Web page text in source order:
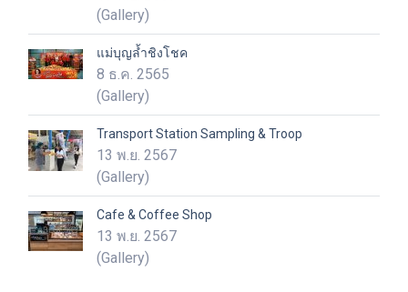
(Gallery)
แม่บุญล้ำชิงโชค
8 ธ.ค. 2565
(Gallery)
Transport Station Sampling & Troop
13 พ.ย. 2567
(Gallery)
Cafe & Coffee Shop
13 พ.ย. 2567
(Gallery)